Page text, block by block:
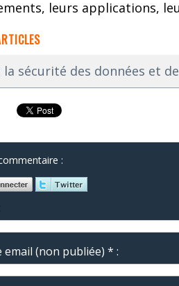
leurs applications,
la sécurité des données et
:
email (non publiée) * :